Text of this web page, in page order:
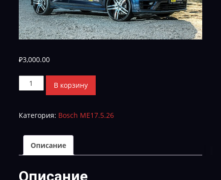
₽3,000.00
Количество
товара
GOLF
04E906057AF
В корзину
Категория: Bosch ME17.5.26
Описание
Описание